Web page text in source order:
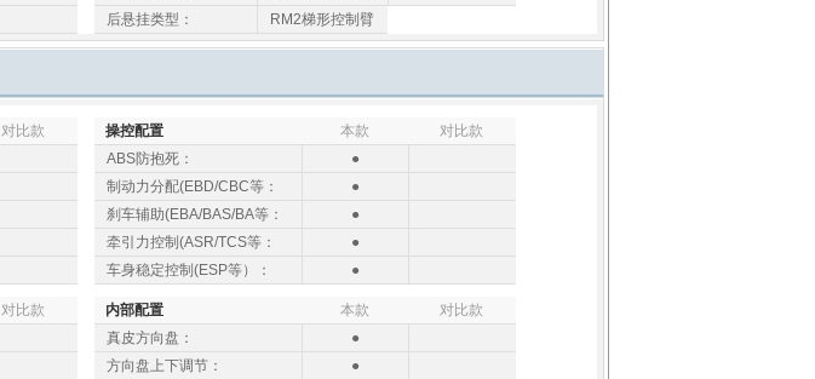
后悬挂类型：
RM2梯形控制臂
对比款
操控配置 本款
对比款
ABS防抱死：
●
制动力分配(EBD/CBC等：
●
刹车辅助(EBA/BAS/BA等：
●
牵引力控制(ASR/TCS等：
●
车身稳定控制(ESP等）：
●
对比款
内部配置 本款
对比款
真皮方向盘：
●
方向盘上下调节：
●